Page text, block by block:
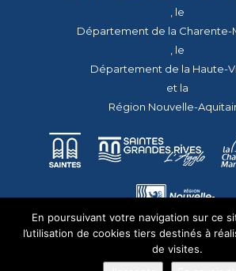
, le
Département de la Charente-
, le
Département de la Haute-
et la
Région Nouvelle-
En poursuivant votre navigation sur ce
l’utilisation de cookies tiers destinés à
de visites.